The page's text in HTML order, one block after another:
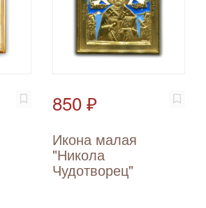
850 ₽
Икона малая
"Никола
Чудотворец"